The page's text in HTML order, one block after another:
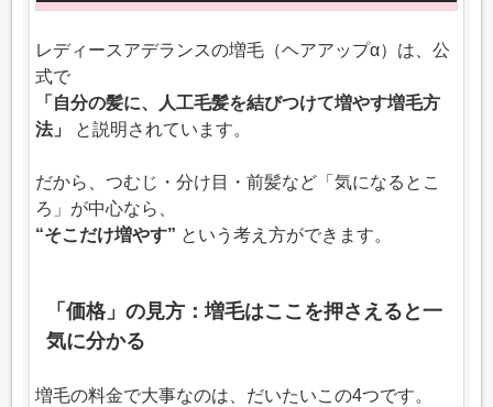
レディースアデランスの増毛（ヘアアップα）は、公
式で
「自分の髪に、人工毛髪を結びつけて増やす増毛方
法」
と説明されています。
だから、つむじ・分け目・前髪など「気になるとこ
ろ」が中心なら、
“そこだけ増やす” という考え方ができます。
「価格」の見方：増毛はここを押さえると一
気に分かる
増毛の料金で大事なのは、だいたいこの4つです。